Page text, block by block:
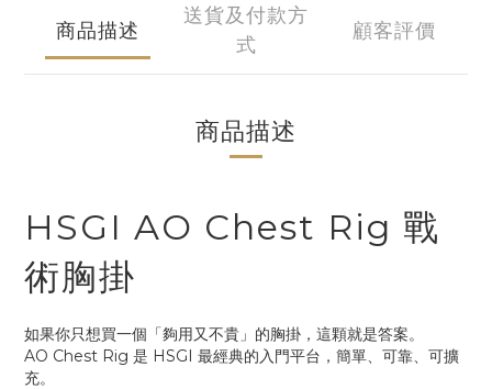
商品描述
送貨及付款方
式
顧客評價
商品描述
HSGI AO Chest Rig 戰
術胸掛
如果你只想買一個「夠用又不貴」的胸掛，這顆就是答案。
AO Chest Rig 是 HSGI 最經典的入門平台，簡單、可靠、可擴
充。